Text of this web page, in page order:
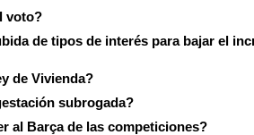
voto?
de tipos de interés para bajar el
de Vivienda?
subrogada?
al Barça de las competiciones?